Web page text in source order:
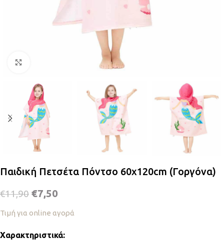
Παιδική Πετσέτα Πόντσο 60x120cm (Γοργόνα)
€11,90 €7,50
Τιμή για online αγορά
Χαρακτηριστικά: